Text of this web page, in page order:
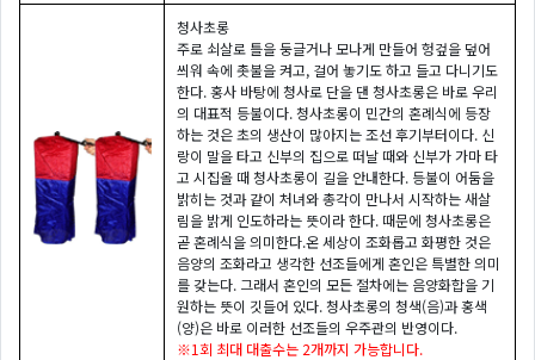
청사초롱
주로 쇠살로 틀을 둥글거나 모나게 만들어 헝겊을 덮어
씌워 속에 촛불을 켜고, 걸어 놓기도 하고 들고 다니기도
한다. 홍사 바탕에 청사로 단을 댄 청사초롱은 바로 우리
의 대표적 등불이다. 청사초롱이 민간의 혼례식에 등장
하는 것은 초의 생산이 많아지는 조선 후기부터이다. 신
랑이 말을 타고 신부의 집으로 떠날 때와 신부가 가마 타
고 시집올 때 청사초롱이 길을 안내한다. 등불이 어둠을
밝히는 것과 같이 처녀와 총각이 만나서 시작하는 새살
림을 밝게 인도하라는 뜻이라 한다. 때문에 청사초롱은
곧 혼례식을 의미한다.온 세상이 조화롭고 화평한 것은
음양의 조화라고 생각한 선조들에게 혼인은 특별한 의미
를 갖는다. 그래서 혼인의 모든 절차에는 음양화합을 기
원하는 뜻이 깃들어 있다. 청사초롱의 청색(음)과 홍색
(양)은 바로 이러한 선조들의 우주관의 반영이다.
※1회 최대 대출수는 2개까지 가능합니다.